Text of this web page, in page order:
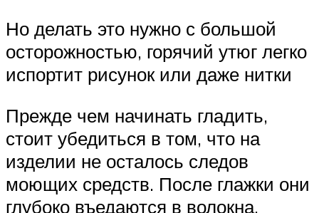
Но делать это нужно с большой
осторожностью, горячий утюг легко
испортит рисунок или даже нитки
Прежде чем начинать гладить,
стоит убедиться в том, что на
изделии не осталось следов
моющих средств. После глажки они
глубоко въедаются в волокна,